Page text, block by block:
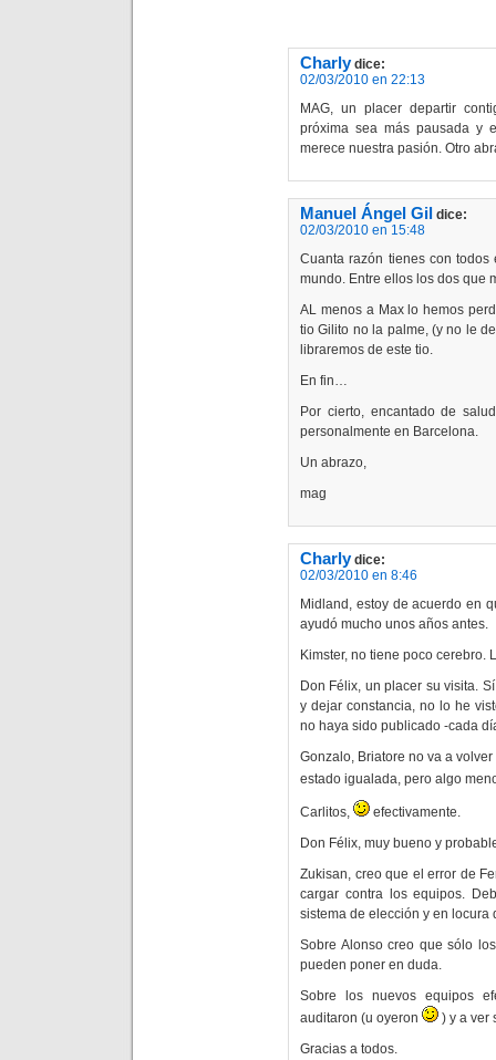
Charly dice:
02/03/2010 en 22:13
MAG, un placer departir
próxima sea más pausada y
merece nuestra pasión. Otro
Manuel Ángel Gil dice:
02/03/2010 en 15:48
Cuanta razón tienes con
mundo. Entre ellos los dos que
AL menos a Max lo hemos
tio Gilito no la palme, (y no le
libraremos de este tio.
En fin…
Por cierto, encantado de
personalmente en Barcelona.
Un abrazo,
mag
Charly dice:
02/03/2010 en 8:46
Midland, estoy de acuerdo en
ayudó mucho unos años antes.
Kimster, no tiene poco cerebro.
Don Félix, un placer su visita.
y dejar constancia, no lo he
no haya sido publicado -cada
Gonzalo, Briatore no va a
estado igualada, pero algo
Carlitos,
efectivamente.
Don Félix, muy bueno y
Zukisan, creo que el error de
cargar contra los equipos.
sistema de elección y en locura
Sobre Alonso creo que sólo
pueden poner en duda.
Sobre los nuevos equipos
auditaron (u oyeron
) y a ver
Gracias a todos.